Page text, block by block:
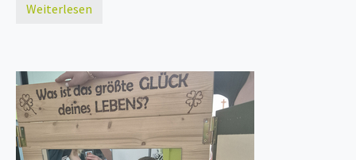
Weiterlesen